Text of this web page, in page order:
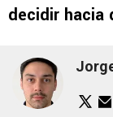
decidir hacia